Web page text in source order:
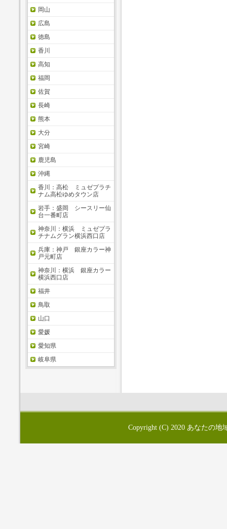
岡山
広島
徳島
香川
高知
福岡
佐賀
長崎
熊本
大分
宮崎
鹿児島
沖縄
香川：高松 ミュゼプラチ
ナム高松ゆめタウン店
岩手：盛岡 シースリー仙
台一番町店
神奈川：横浜 ミュゼプラ
チナムグラン横浜西口店
兵庫：神戸 銀座カラー神
戸元町店
神奈川：横浜 銀座カラー
横浜西口店
福井
鳥取
山口
愛媛
愛知県
岐阜県
Copyright (C) 2020 あなたの地